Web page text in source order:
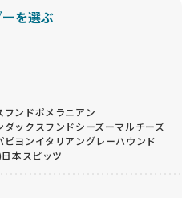
を選ぶ
フンドポメラニアン
ダックスフンドシーズーマルチーズ
ピヨンイタリアングレーハウンド
日本スピッツ